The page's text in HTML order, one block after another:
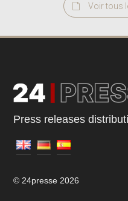
Voir tous
Press releases
© 24presse 2026